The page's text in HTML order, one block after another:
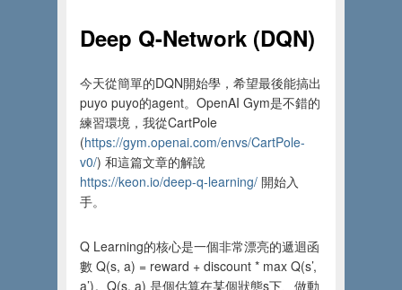
Deep Q-Network (DQN)
今天從簡單的DQN開始學，希望最後能搞出
puyo puyo的agent。OpenAI Gym是不錯的
練習環境，我從CartPole
(https://gym.openai.com/envs/CartPole-
v0/) 和這篇文章的解說
https://keon.io/deep-q-learning/開始入
手。
Q Learning的核心是一個非常漂亮的遞迴函
數 Q(s, a) = reward +discount * max Q(s’,
a’)。Q(s, a) 是個估算在某個狀態s下、做動